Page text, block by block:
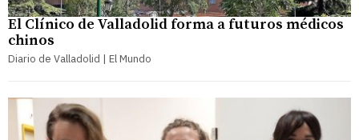
El Clínico de Valladolid forma a futuros médicos
chinos
Diario de Valladolid | El Mundo